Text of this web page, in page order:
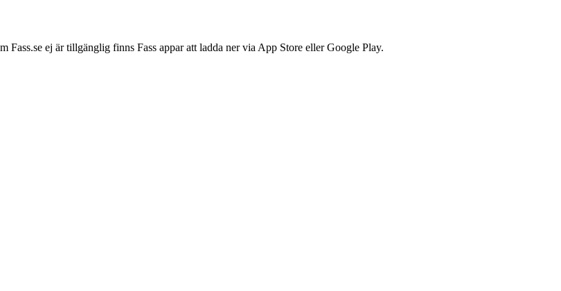
ej är tillgänglig finns Fass appar att ladda ner via App Store eller Google Play.